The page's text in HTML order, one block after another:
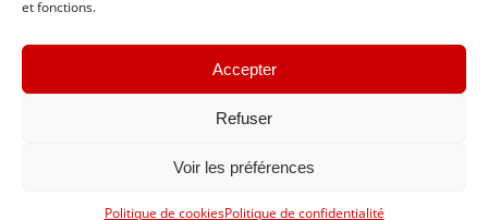
et fonctions.
Accepter
Refuser
Voir les préférences
Politique de cookiesPolitique de confidentialité
u
r
u
a
r
p
o
u
p
a
a
r
u
a
r
u
p
Basculer vers la version complète du site